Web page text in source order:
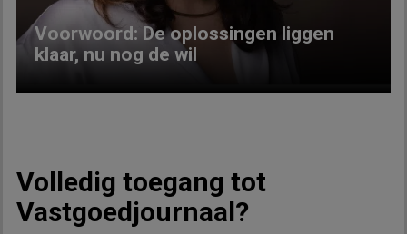
Voorwoord: De oplossingen liggen
klaar, nu nog de wil
Volledig toegang tot
Vastgoedjournaal?